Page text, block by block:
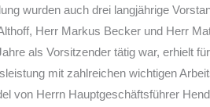
wurden auch drei langjährige
Herr Markus Becker und Herr
als Vorsitzender tätig war, erhielt
mit zahlreichen wichtigen
von Herrn Hauptgeschäftsführer